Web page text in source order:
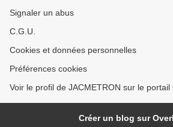
Signaler un abus
C.G.U.
Cookies et données personnelles
Préférences cookies
Voir le profil de JACMETRON sur le portail
Créer un blog sur